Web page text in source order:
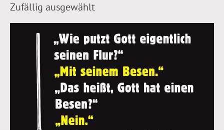
Zufällig ausgewählt